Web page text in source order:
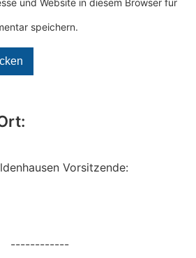
Vorsitzende:
------------
und Website in diesem Browser für
speichern.